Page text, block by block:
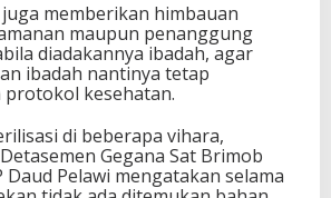
memberikan himbauan
maupun penanggung
diadakannya ibadah, agar
ibadah nantinya tetap
protokol kesehatan.
di beberapa vihara,
Gegana Sat Brimob
Daud Pelawi mengatakan selama